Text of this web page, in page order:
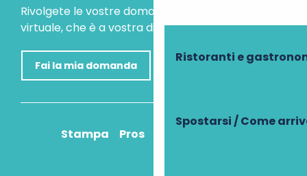
Ristoranti e
Spostarsi / Come
Rivolgete le vostre domande al nostro assistente
virtuale, che è a vostra disposizione per aiutarvi.
Fai la mia domanda
Stampa Pros